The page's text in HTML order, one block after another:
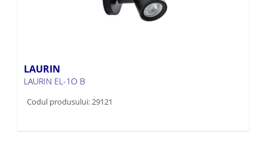
LAURIN
LAURIN EL-1O B
Codul produsului: 29121